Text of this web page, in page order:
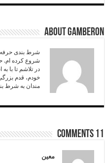
About Gamberon
شروع کرده ام.
در تلاشم تا با
خودم، قدم
مندان به شرط
11 comments
معین